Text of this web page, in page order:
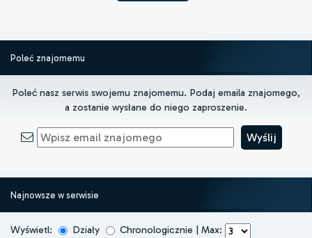
Poleć znajomemu
Poleć nasz serwis swojemu znajomemu. Podaj emaila znajomego,
a zostanie wysłane do niego zaproszenie.
Najnowsze w serwisie
Wyświetl: Działy Chronologicznie | Max: